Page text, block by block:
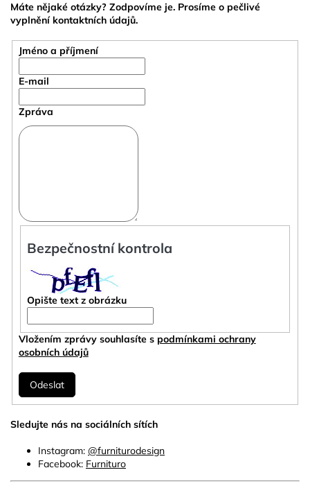
Máte nějaké otázky? Zodpovíme je. Prosíme o pečlivé
vyplnění kontaktních údajů.
Jméno a příjmení
E-mail
Zpráva
Bezpečnostní kontrola
Opište text z obrázku
Vložením zprávy souhlasíte s podmínkami ochrany
osobních údajů
Odeslat
Sledujte nás na sociálních sítích
Instagram: @furniturodesign
Facebook: Furnituro